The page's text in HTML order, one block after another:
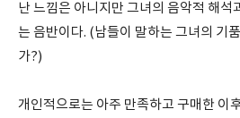
난 느낌은 아니지만 그녀의 음악적 해석
는 음반이다. (남들이 말하는 그녀의 기
가?)
개인적으로는 아주 만족하고 구매한 이